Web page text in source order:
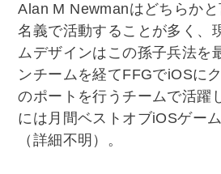
Alan M Newmanはどちらか
名義で活動することが多く、
ムデザインはこの孫子兵法を
ンチームを経てFFGでiOSに
のポートを行うチームで活躍
には月間ベストオブiOSゲー
（詳細不明）。